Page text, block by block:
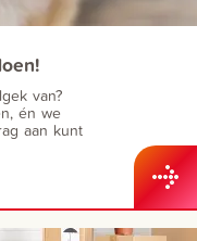
van?
én we
aan kunt